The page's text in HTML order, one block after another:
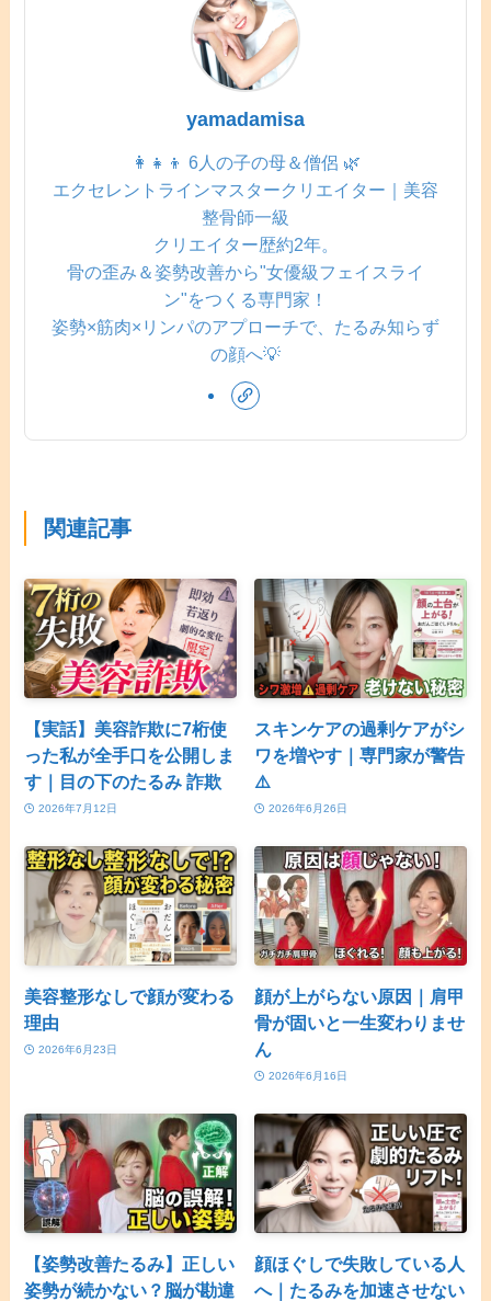
yamadamisa
👩‍👧‍👦 6人の子の母＆僧侶 🌿
エクセレントラインマスタークリエイター｜美容
整骨師一級
クリエイター歴約2年。
骨の歪み＆姿勢改善から"女優級フェイスライ
ン"をつくる専門家！
姿勢×筋肉×リンパのアプローチで、たるみ知らず
の顔へ💡
関連記事
【実話】美容詐欺に7桁使
った私が全手口を公開しま
す｜目の下のたるみ 詐欺
2026年7月12日
スキンケアの過剰ケアがシ
ワを増やす｜専門家が警告
⚠️
2026年6月26日
美容整形なしで顔が変わる
理由
2026年6月23日
顔が上がらない原因｜肩甲
骨が固いと一生変わりませ
ん
2026年6月16日
【姿勢改善たるみ】正しい
姿勢が続かない？脳が勘違
顔ほぐしで失敗している人
へ｜たるみを加速させない